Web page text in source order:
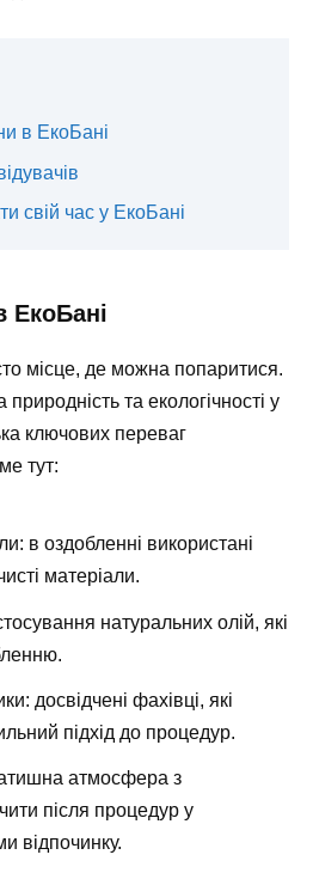
в ЕкоБані
свій час у ЕкоБані
ЕкоБані
місце, де можна попаритися.
та екологічності у
ключових переваг
тут:
: в оздобленні використані
матеріали.
натуральних олій, які
: досвідчені фахівці, які
підхід до процедур.
атмосфера з
після процедур у
відпочинку.